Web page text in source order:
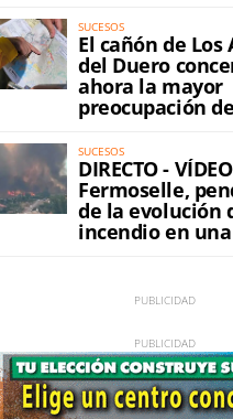
SUCESOS
El cañón de Los
del Duero
ahora la mayor
preocupación
SUCESOS
DIRECTO -
Fermoselle,
de la evolución
incendio en